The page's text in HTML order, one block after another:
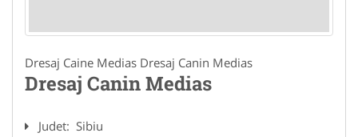
Dresaj Caine Medias Dresaj Canin Medias
Dresaj Canin Medias
Judet: Sibiu